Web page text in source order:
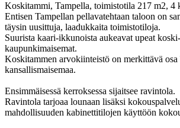
Koskitammi, Tampella, toimistotila 217 m2, 4
Entisen Tampellan pellavatehtaan taloon on
täysin uusittuja, laadukkaita toimistotiloja.
Suurista kaari-ikkunoista aukeavat upeat
kaupunkimaisemat.
Koskitammen arvokiinteistö on merkittävä osa
kansallismaisemaa.
Ensimmäisessä kerroksessa sijaitsee ravintola.
Ravintola tarjoaa lounaan lisäksi
mahdollisuuden kabinettitilojen käyttöön